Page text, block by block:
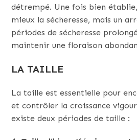
détrempé. Une fois bien
mieux la sécheresse, mais un
périodes de sécheresse
maintenir une floraison
LA TAILLE
La taille est essentielle pour
et contrôler la croissance
existe deux périodes de taille :